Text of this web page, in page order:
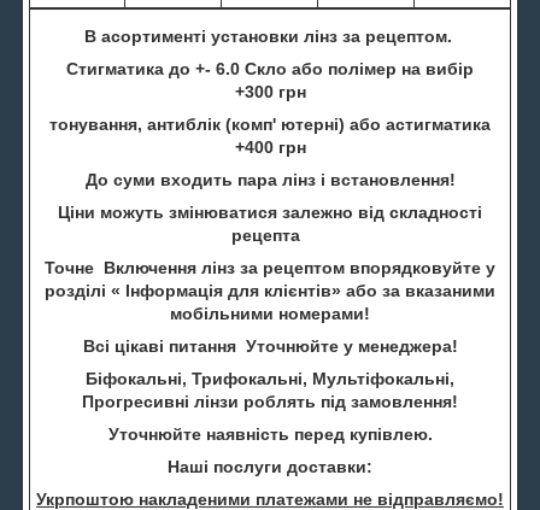
В асортименті установки лінз за рецептом.
Стигматика до +- 6.0 Скло або полімер на вибір
+300 грн
тонування, антиблік (комп' ютерні) або астигматика
+400 грн
До суми входить пара лінз і встановлення!
Ціни можуть змінюватися залежно від складності
рецепта
Точне Включення лінз за рецептом впорядковуйте у
розділі « Інформація для клієнтів» або за вказаними
мобільними номерами!
Всі цікаві питання Уточнюйте у менеджера!
Біфокальні, Трифокальні, Мультіфокальні,
Прогресивні лінзи роблять під замовлення!
Уточнюйте наявність перед купівлею.
Наші послуги доставки:
Укрпоштою накладеними платежами не відправляємо!